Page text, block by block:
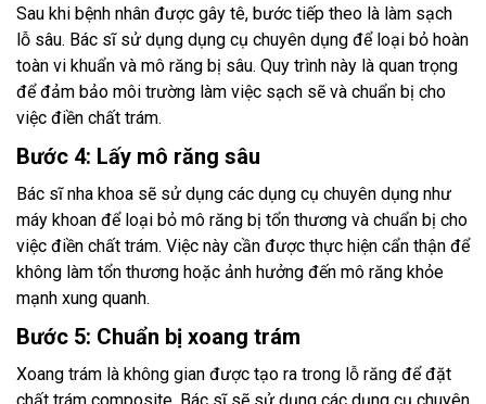
Sau khi bệnh nhân được gây tê, bước tiếp theo là làm sạch
lỗ sâu. Bác sĩ sử dụng dụng cụ chuyên dụng để loại bỏ hoàn
toàn vi khuẩn và mô răng bị sâu. Quy trình này là quan trọng
để đảm bảo môi trường làm việc sạch sẽ và chuẩn bị cho
việc điền chất trám.
Bước 4: Lấy mô răng sâu
Bác sĩ nha khoa sẽ sử dụng các dụng cụ chuyên dụng như
máy khoan để loại bỏ mô răng bị tổn thương và chuẩn bị cho
việc điền chất trám. Việc này cần được thực hiện cẩn thận để
không làm tổn thương hoặc ảnh hưởng đến mô răng khỏe
mạnh xung quanh.
Bước 5: Chuẩn bị xoang trám
Xoang trám là không gian được tạo ra trong lỗ răng để đặt